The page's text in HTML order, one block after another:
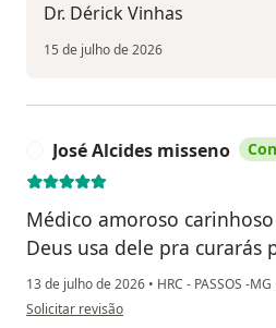
Dr. Dérick Vinhas
15 de julho de 2026
José Alcides misseno
Médico amoroso
Deus usa dele pra curarás
13 de julho de 2026 • HRC - PASSOS -MG
na opinião do utilizador José Alcides
Solicitar revisão